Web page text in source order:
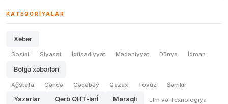
KATEQORIYALAR
Xəbər
Sosial Siyasət İqtisadiyyat Mədəniyyət Dünya İdman
Bölgə xəbərləri
Ağstafa Gəncə Gədəbəy Qazax Tovuz Şəmkir
Yazarlar Qərb QHT-lərİ Maraqlı Elm və Texnologiya